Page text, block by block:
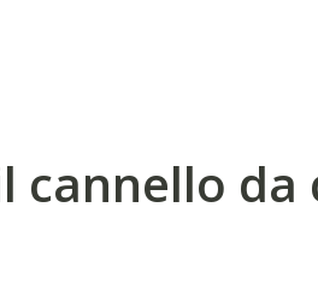
cannello da